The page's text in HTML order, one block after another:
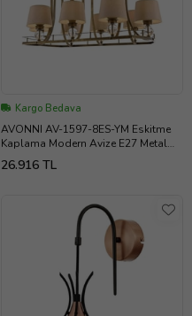
Kargo Bedava
AVONNI AV-1597-8ES-YM Eskitme
Kaplama Modern Avize E27 Metal
Cam Kumaş 92x55cm
26.916 TL